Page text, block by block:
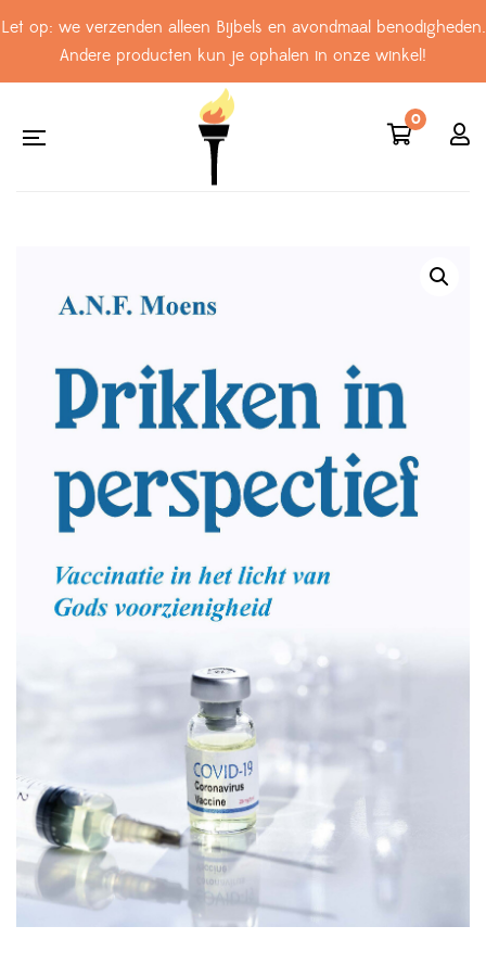
Let op: we verzenden alleen Bijbels en avondmaal benodigheden.
Andere producten kun je ophalen in onze winkel!
0